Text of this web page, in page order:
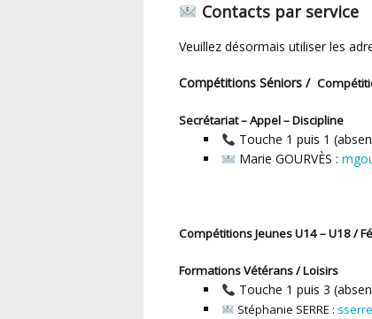
Contacts par service
Veuillez désormais utiliser les
Compétitions Séniors /
Secrétariat – Appel – Discipline
Touche 1 puis 1
Marie GOURVÈS :
Compétitions Jeunes U14 – U18 /
Formations Vétérans / Loisirs
Touche 1 puis 3
Stéphanie SERRE :